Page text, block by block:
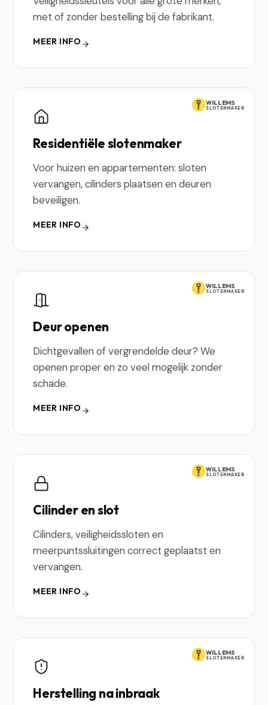
met of zonder bestelling bij de fabrikant.
MEER INFO
WILLEMS
SLOTENMAKER
Residentiële slotenmaker
Voor huizen en appartementen: sloten
vervangen, cilinders plaatsen en deuren
beveiligen.
MEER INFO
WILLEMS
SLOTENMAKER
Deur openen
Dichtgevallen of vergrendelde deur? We
openen proper en zo veel mogelijk zonder
schade.
MEER INFO
WILLEMS
SLOTENMAKER
Cilinder en slot
Cilinders, veiligheidssloten en
meerpuntssluitingen correct geplaatst en
vervangen.
MEER INFO
WILLEMS
SLOTENMAKER
Herstelling na inbraak